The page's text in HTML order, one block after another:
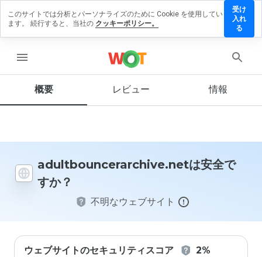
menu
概要 レビュー 情報
adultbouncerarchive.netは安全で
すか？
不明なウェブサイト
ウェブサイトのセキュリティスコア 2%
を残す
ウェ
を1
間
で、
ます
か？
このサイトでは分析とパーソナライズのために Cookie を使用してい
ます。 続行すると、当社の クッキーポリシー。
受け
入れ
る